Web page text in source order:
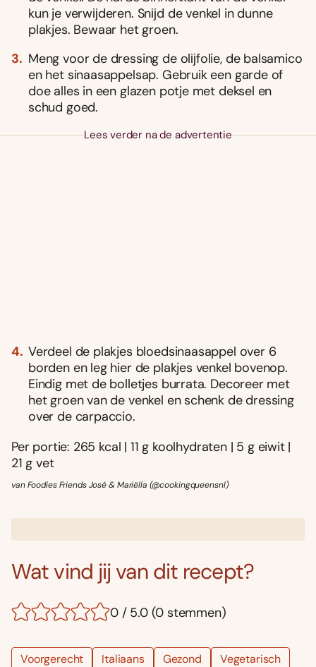
kun je verwĳderen. Snĳd de venkel in dunne
plakjes. Bewaar het groen.
Meng voor de dressing de olĳfolie, de balsamico
en het sinaasappelsap. Gebruik een garde of
doe alles in een glazen potje met deksel en
schud goed.
Lees verder na de advertentie
Verdeel de plakjes bloedsinaasappel over 6
borden en leg hier de plakjes venkel bovenop.
Eindig met de bolletjes burrata. Decoreer met
het groen van de venkel en schenk de dressing
over de carpaccio.
Per portie: 265 kcal | 11 g koolhydraten | 5 g eiwit |
21 g vet
van Foodies Friends José & Mariëlla (@cookingqueensnl)
Wat vind jij van dit recept?
0 / 5.0 (0 stemmen)
Voorgerecht Italiaans Gezond
Vegetarisch